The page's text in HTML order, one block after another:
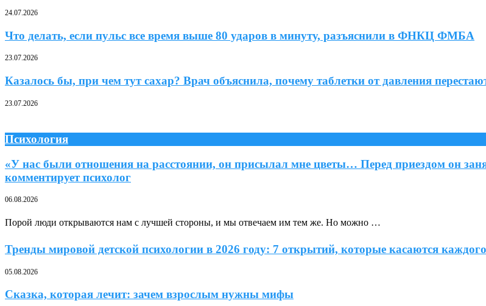
24.07.2026
Что делать, если пульс все время выше 80 ударов в минуту, разъяснили в ФНКЦ ФМБА
23.07.2026
Казалось бы, при чем тут сахар? Врач объяснила, почему таблетки от давления
23.07.2026
Психология
«У нас были отношения на расстоянии, он присылал мне цветы… Перед приездом он
комментирует психолог
06.08.2026
Порой люди открываются нам с лучшей стороны, и мы отвечаем им тем же. Но можно …
Тренды мировой детской психологии в 2026 году: 7 открытий, которые касаются
05.08.2026
Сказка, которая лечит: зачем взрослым нужны мифы